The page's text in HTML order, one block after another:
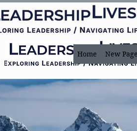
Home New Page